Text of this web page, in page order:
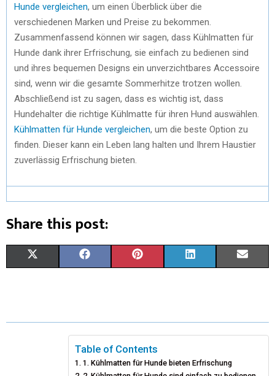
Hunde vergleichen, um einen Überblick über die
verschiedenen Marken und Preise zu bekommen.
Zusammenfassend können wir sagen, dass Kühlmatten für
Hunde dank ihrer Erfrischung, sie einfach zu bedienen sind
und ihres bequemen Designs ein unverzichtbares Accessoire
sind, wenn wir die gesamte Sommerhitze trotzen wollen.
Abschließend ist zu sagen, dass es wichtig ist, dass
Hundehalter die richtige Kühlmatte für ihren Hund auswählen.
Kühlmatten für Hunde vergleichen, um die beste Option zu
finden. Dieser kann ein Leben lang halten und Ihrem Haustier
zuverlässig Erfrischung bieten.
Share this post:
W E
O
T
E
R
K
D
I
Table of Contents
1. Kühlmatten für Hunde bieten Erfrischung